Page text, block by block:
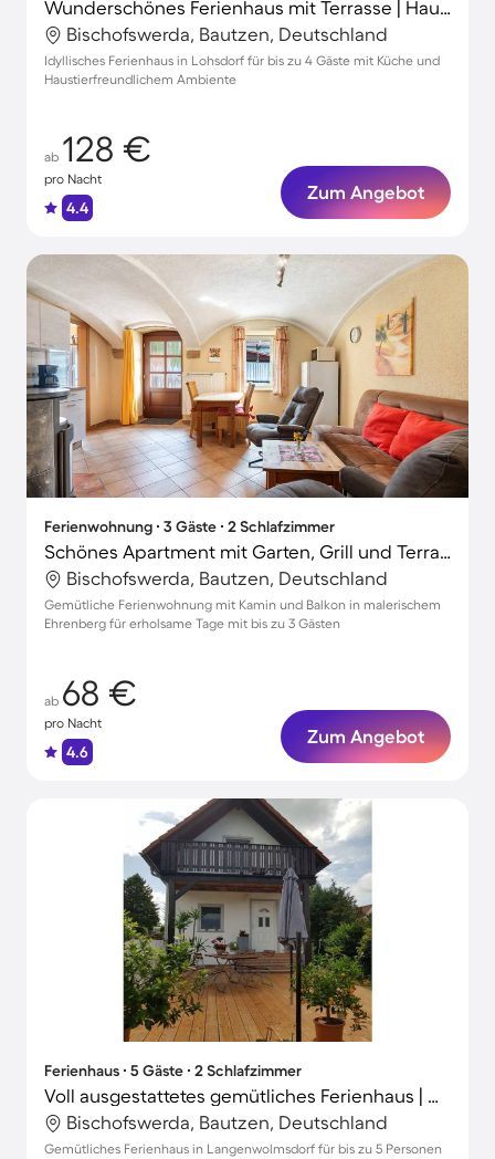
Wunderschönes Ferienhaus mit Terrasse | Haustiere erlaubt
Bischofswerda, Bautzen, Deutschland
Idyllisches Ferienhaus in Lohsdorf für bis zu 4 Gäste mit Küche und
Haustierfreundlichem Ambiente
ab 128 €
pro Nacht
4.4
Zum Angebot
Ferienwohnung ∙ 3 Gäste ∙ 2 Schlafzimmer
Schönes Apartment mit Garten, Grill und Terrasse
Bischofswerda, Bautzen, Deutschland
Gemütliche Ferienwohnung mit Kamin und Balkon in malerischem
Ehrenberg für erholsame Tage mit bis zu 3 Gästen
ab 68 €
pro Nacht
4.6
Zum Angebot
Ferienhaus ∙ 5 Gäste ∙ 2 Schlafzimmer
Voll ausgestattetes gemütliches Ferienhaus | Haustierfreundlich
Bischofswerda, Bautzen, Deutschland
Gemütliches Ferienhaus in Langenwolmsdorf für bis zu 5 Personen